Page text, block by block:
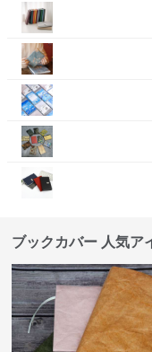
ブックカバー 人気ア